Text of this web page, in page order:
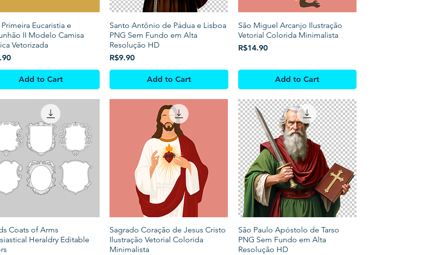
Eucaristia e
II Modelo Camisa
Vetorizada
Add to Cart
Santo Antônio de Pádua e Lisboa
PNG Sem Fundo em Alta
Resolução HD
Price
R$9.90
Add to Cart
São Miguel Arcanjo Ilustração
Vetorial Colorida Minimalista
Price
R$14.90
Add to Cart
Coats of Arms
Heraldry Editable
Sagrado Coração de Jesus Cristo
Ilustração Vetorial Colorida
Minimalista
São Paulo Apóstolo de Tarso
PNG Sem Fundo em Alta
Resolução HD